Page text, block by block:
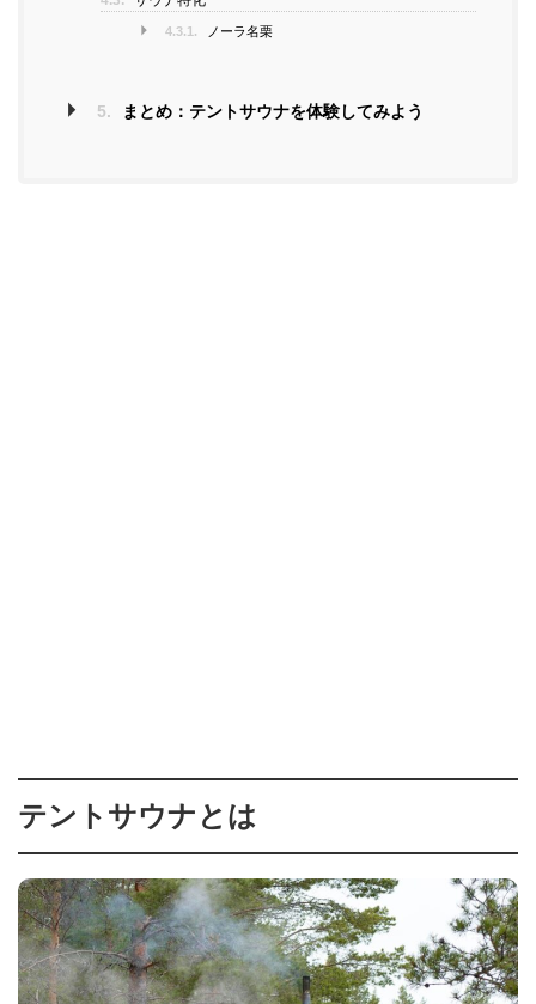
4.3.1. ノーラ名栗
5. まとめ：テントサウナを体験してみよう
テントサウナとは